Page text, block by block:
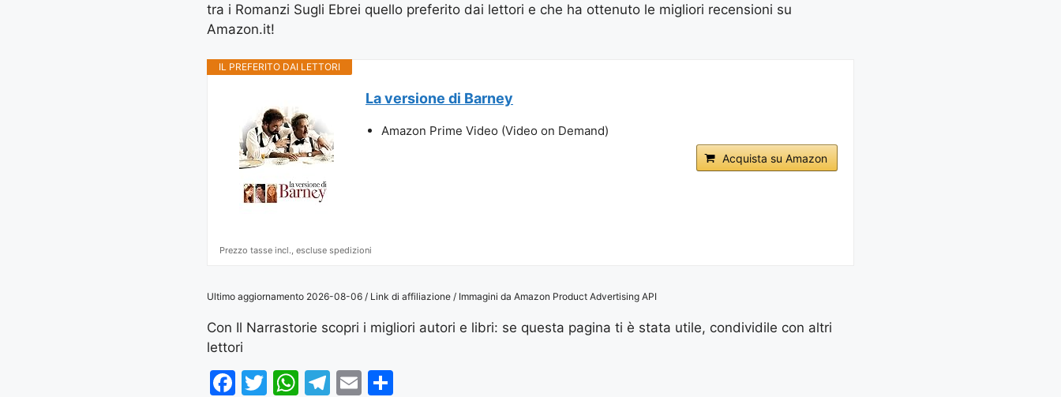
tra i Romanzi Sugli Ebrei quello preferito dai lettori e che ha ottenuto le migliori recensioni su
Amazon.it!
IL PREFERITO DAI LETTORI
La versione di Barney
Amazon Prime Video (Video on Demand)
Acquista su Amazon
Prezzo tasse incl., escluse spedizioni
Ultimo aggiornamento 2026-08-06 / Link di affiliazione / Immagini da Amazon Product Advertising API
Con Il Narrastorie scopri i migliori autori e libri: se questa pagina ti è stata utile, condividile con altri
lettori
F
T
W T
E